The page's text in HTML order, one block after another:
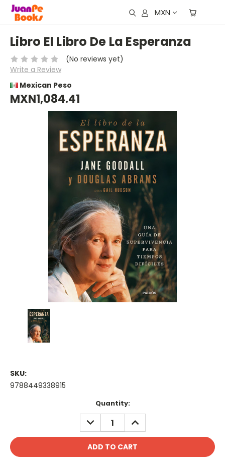
MXN
Libro El Libro De La Esperanza
(No reviews yet)
Write a Review
Mexican Peso
MXN1,084.41
SKU:
9788449338915
Quantity:
DECREASE
QUANTITY:
INCREASE
QUANTITY: